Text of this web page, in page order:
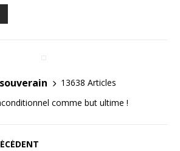
13638 Articles
comme but ultime !